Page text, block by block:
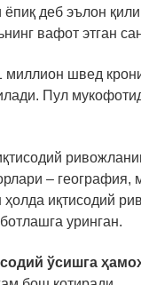
деб эълон
вафот этган
швед
Пул
– география,
ҳолда иқтисодий
уринган.
ўсишга